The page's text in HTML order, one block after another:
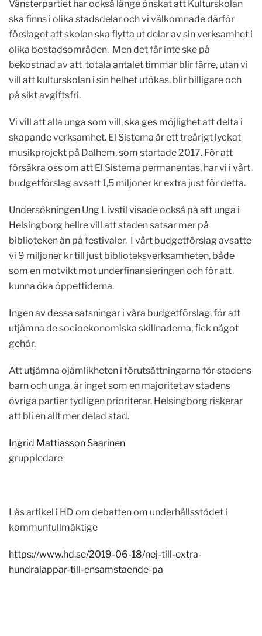
Vänsterpartiet har också länge önskat att Kulturskolan
ska finns i olika stadsdelar och vi välkomnade därför
förslaget att skolan ska flytta ut delar av sin verksamhet i
olika bostadsområden. Men det får inte ske på
bekostnad av att totala antalet timmar blir färre, utan vi
vill att kulturskolan i sin helhet utökas, blir billigare och
på sikt avgiftsfri.
Vi vill att alla unga som vill, ska ges möjlighet att delta i
skapande verksamhet. El Sistema är ett treårigt lyckat
musikprojekt på Dalhem, som startade 2017. För att
försäkra oss om att El Sistema permanentas, har vi i vårt
budgetförslag avsatt 1,5 miljoner krextra just för detta.
Undersökningen Ung Livstil visade också på att unga i
Helsingborg hellre vill att staden satsar mer på
biblioteken än på festivaler. I vårt budgetförslag avsatte
vi 9 miljoner kr till just biblioteksverksamheten, både
som en motvikt mot underfinansieringen och för att
kunna öka öppettiderna.
Ingen av dessa satsningar i våra budgetförslag, för att
utjämna de socioekonomiska skillnaderna, fick något
gehör.
Att utjämna ojämlikheten i förutsättningarna för stadens
barn och unga, är inget som en majoritet av stadens
övriga partier tydligen prioriterar. Helsingborg riskerar
att bli en allt mer delad stad.
Ingrid Mattiasson Saarinen
gruppledare
Läs artikel i HD om debatten om underhållsstödet i
kommunfullmäktige
https://www.hd.se/2019-06-18/nej-till-extra-
hundralappar-till-ensamstaende-pa